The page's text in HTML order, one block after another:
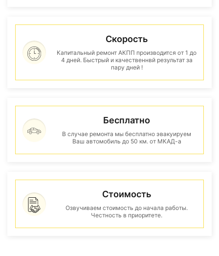
Скорость
Капитальный ремонт АКПП производится от 1 до
4 дней. Быстрый и качественнвй результат за
пару дней !
Бесплатно
В случае ремонта мы бесплатно эвакуируем
Ваш автомобиль до 50 км. от МКАД-а
Стоимость
Озвучиваем стоимость до начала работы.
Честность в приоритете.